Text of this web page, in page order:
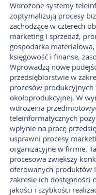
Wdrożone systemy
zoptymalizują procesy
zachodzące w czterech
marketing i sprzedaż,
gospodarka
księgowość i finanse,
Wprowadzą nowe
przedsiębiorstwie w
procesów produkcyjnych
okołoprodukcyjnej. W
wdrożenia
teleinformatycznych
wpłynie na pracę
usprawni procesy
organizacyjne w firmie.
procesowa zwiększy
oferowanych produktów
zakresie ich dostępności
jakości i szybkości